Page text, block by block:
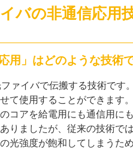
バの非通信応用
用」はどのような技術
ァイバで伝搬する技術です
て使用することができます
コアを給電用にも通信用に
りましたが、従来の技術で
光強度が飽和してしまうた